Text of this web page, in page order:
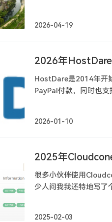
2026-04-19
2026年HostDare
HostDare是2014年开
PayPal付款，同时也
2026-01-10
2025年
很多小伙伴使用
少人问我我还特地写
2025-02-03